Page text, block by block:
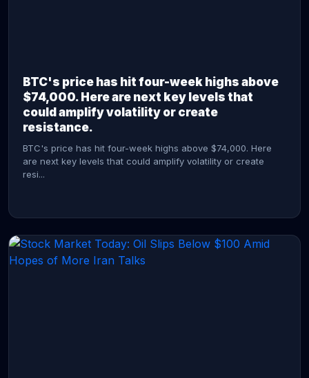
BTC's price has hit four-week highs above
$74,000. Here are next key levels that
could amplify volatility or create
resistance.
BTC's price has hit four-week highs above $74,000. Here
are next key levels that could amplify volatility or create
resi...